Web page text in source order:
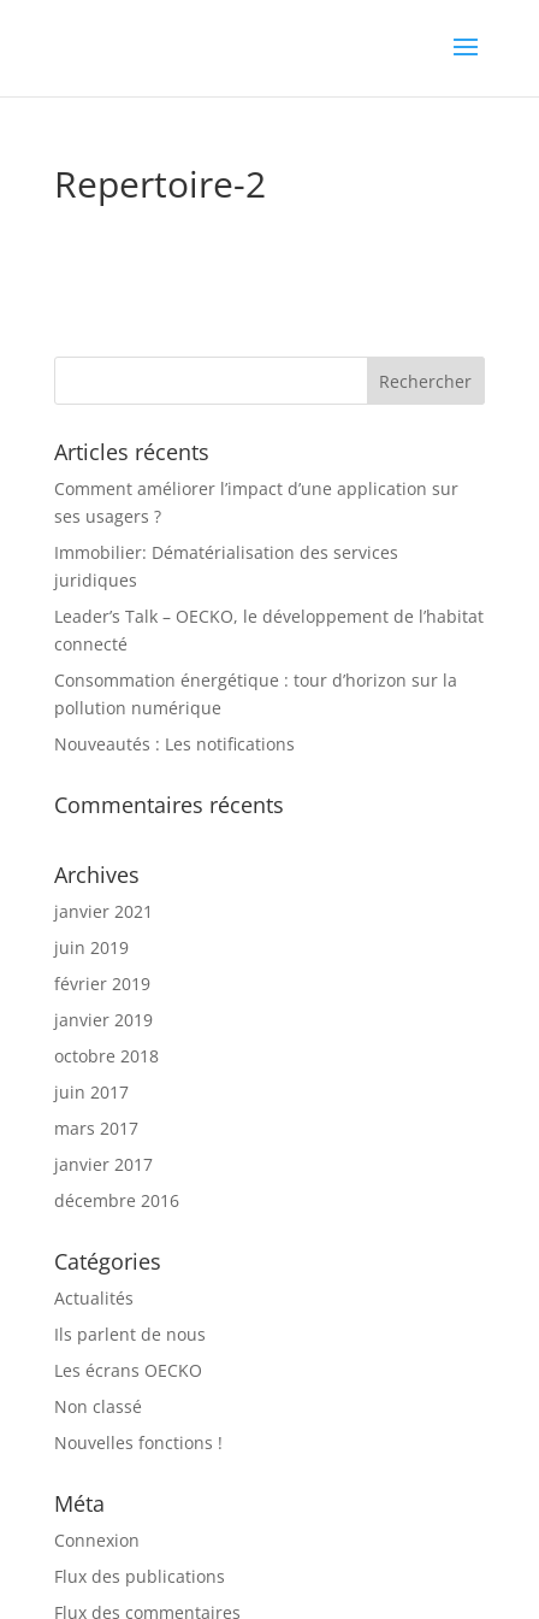
Repertoire-2
Articles récents
Comment améliorer l’impact d’une application sur
ses usagers ?
Immobilier: Dématérialisation des services
juridiques
Leader’s Talk – OECKO, le développement de l’habitat
connecté
Consommation énergétique : tour d’horizon sur la
pollution numérique
Nouveautés : Les notifications
Commentaires récents
Archives
janvier 2021
juin 2019
février 2019
janvier 2019
octobre 2018
juin 2017
mars 2017
janvier 2017
décembre 2016
Catégories
Actualités
Ils parlent de nous
Les écrans OECKO
Non classé
Nouvelles fonctions !
Méta
Connexion
Flux des publications
Flux des commentaires